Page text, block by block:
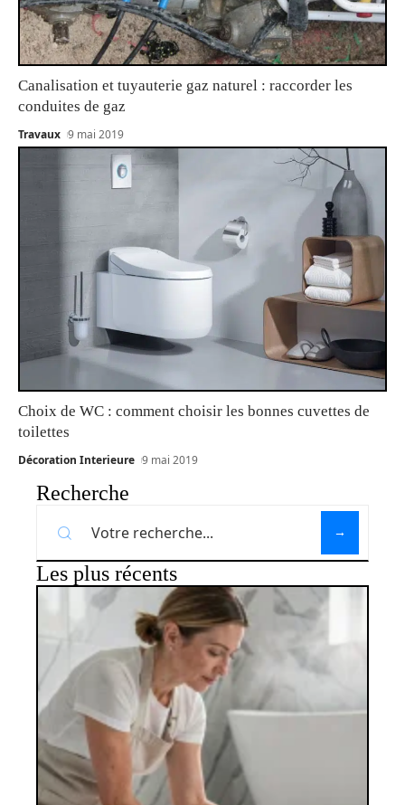
Canalisation et tuyauterie gaz naturel : raccorder les
conduites de gaz
Travaux 9 mai 2019
Choix de WC : comment choisir les bonnes cuvettes de
toilettes
Décoration Interieure 9 mai 2019
Recherche
Les plus récents